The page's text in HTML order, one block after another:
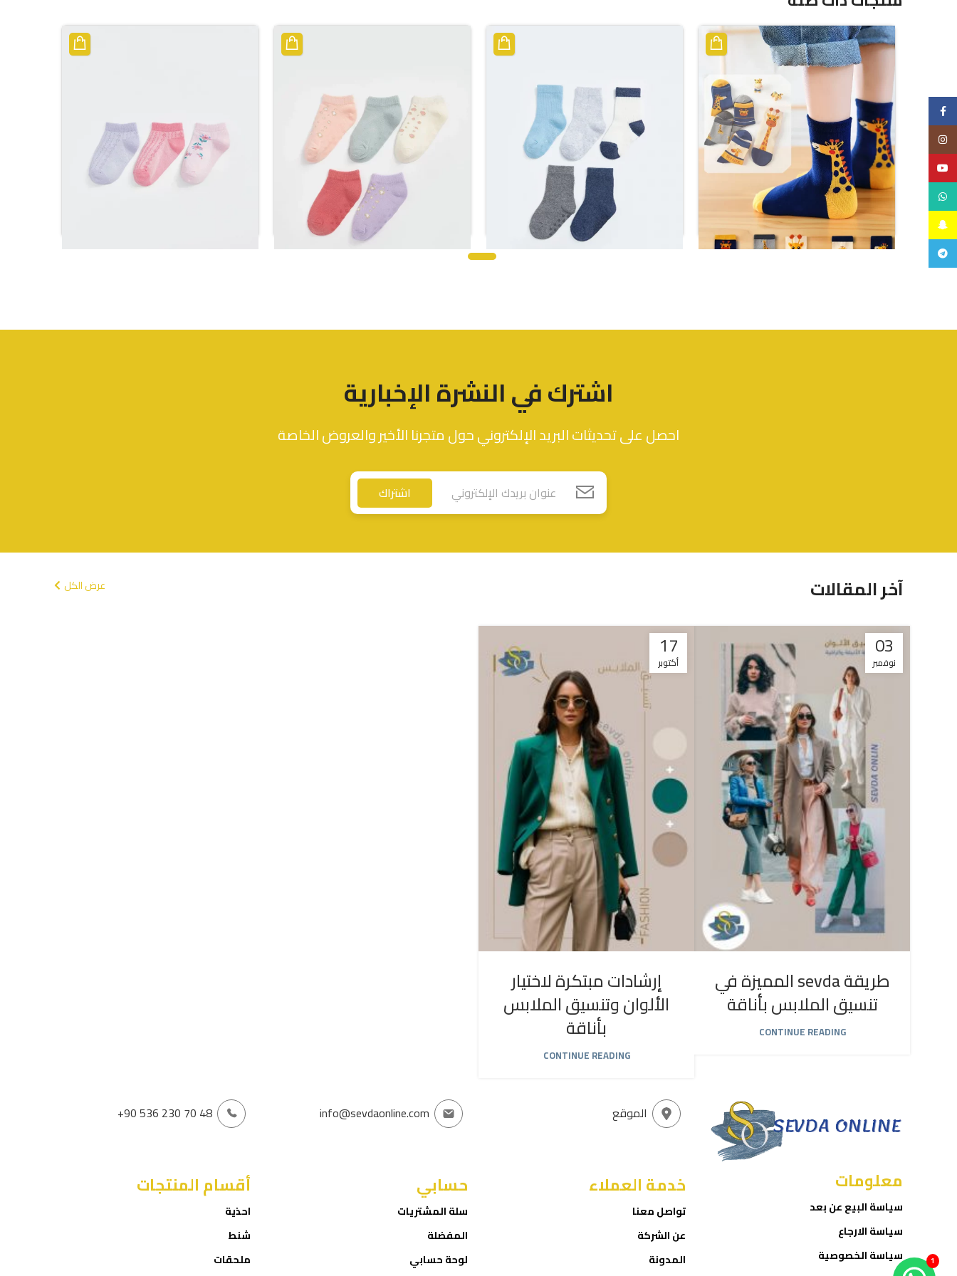
ر.س29.76
ر.س26.78
ر.س17.85
اشترك في النشرة الإخبارية
احصل على تحديثات البريد الإلكتروني حول متجرنا الأخير والعروض الخاصة
اشتراك
عرض الكل
آخر المقالات
03
نوفمبر
طريقة sevda المميزة في
تنسيق الملابس بأناقة
CONTINUE READING
17
أكتوبر
إرشادات مبتكرة لاختيار
الألوان وتنسيق الملابس
بأناقة
CONTINUE READING
+90 536 230 70 48
أقسام المنتجات
احذية
شنط
ملحقات
info@sevdaonline.com
حسابي
سلة المشتريات
المفضلة
لوحة حسابي
الموقع
خدمة العملاء
تواصل معنا
عن الشركة
المدونة
معلومات
سياسة البيع عن بعد
سياسة الارجاع
سياسة الخصوصية
Facebook
Instagram
YouTube
WhatsApp
Snapchat
Telegram
1